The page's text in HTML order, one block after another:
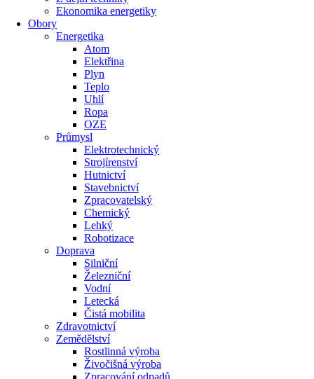
Ekonomika energetiky
Obory
Energetika
Atom
Elektřina
Plyn
Teplo
Uhlí
Ropa
OZE
Průmysl
Elektrotechnický
Strojírenství
Hutnictví
Stavebnictví
Zpracovatelský
Chemický
Lehký
Robotizace
Doprava
Silniční
Železniční
Vodní
Letecká
Čistá mobilita
Zdravotnictví
Zemědělství
Rostlinná výroba
Živočišná výroba
Zpracování odpadů